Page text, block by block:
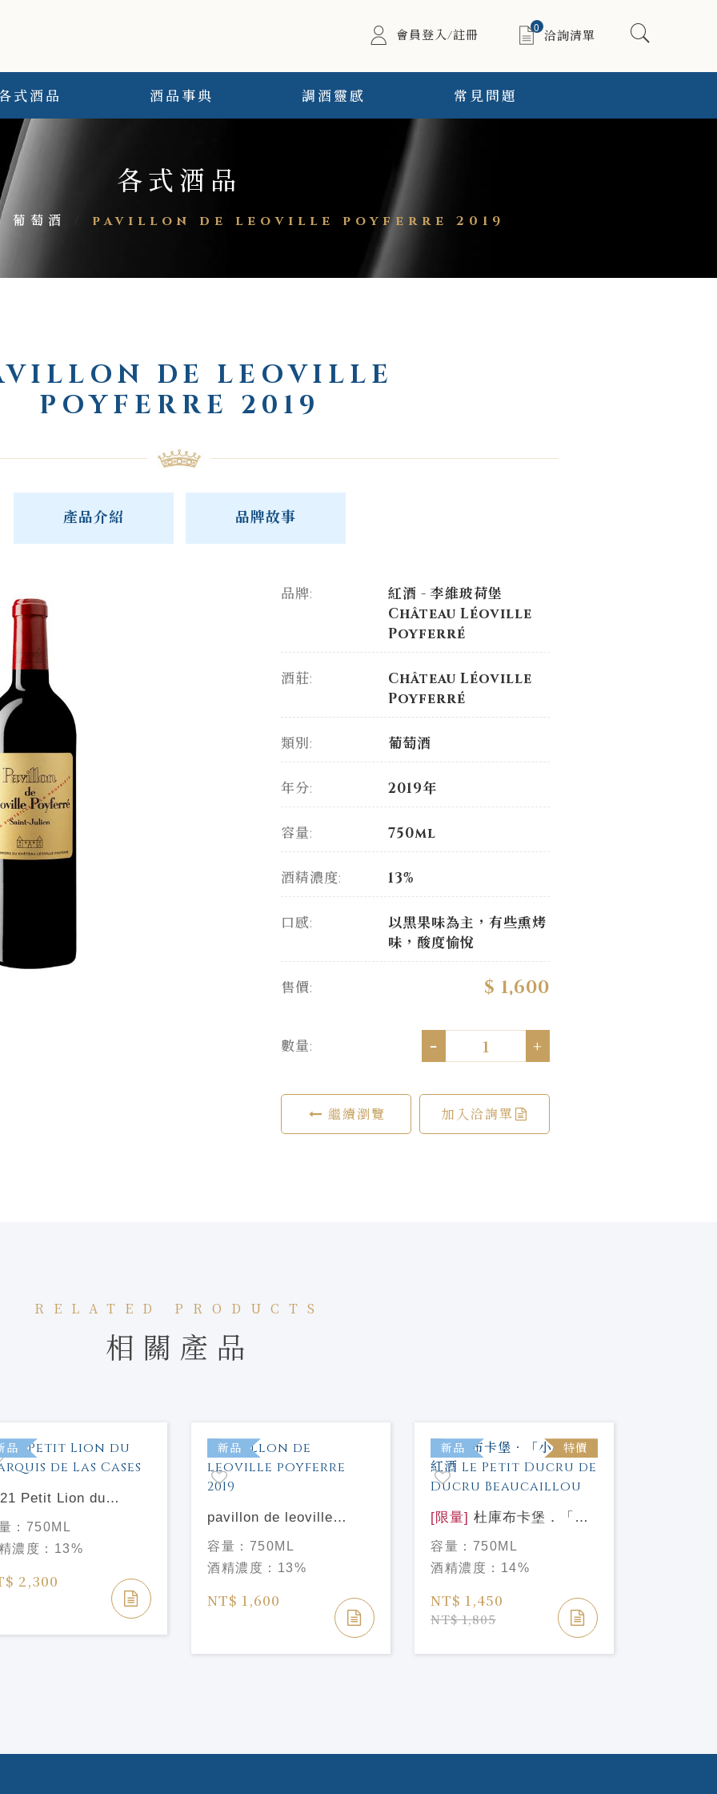
會員登入/註冊 0
洽詢清單
式酒品 酒品事典 調酒靈感 常見問題
各式酒品
葡萄酒 pavillon de leoville poyferre 2019
DE LEOVILLE
POYFERRE 2019
產品介紹 品牌故事
品牌:
紅酒 - 李維玻荷堡
Château Léoville
Poyferré
酒莊:
Château Léoville
Poyferré
類別: 葡萄酒
年分: 2019年
容量: 750ml
酒精濃度: 13%
口感:
以黑果味為主，有些熏烤
味，酸度愉悅
售價: $ 1,600
數量: - +
繼續瀏覽 加入洽詢單
RELATED PRODUCTS
相關產品
品
Petit Lion du
de Las Cases
： 750ML
濃度： 13%
2,300
新品
pavillon de leoville
poyferre 2019
容量： 750ML
酒精濃度： 13%
NT$ 1,600
新品 特價
[限量] 杜庫布卡堡．「小
杜庫」紅酒 Le Petit
Ducru de Ducru
Beaucaillou
容量： 750ML
酒精濃度： 14%
NT$ 1,450
NT$ 1,805